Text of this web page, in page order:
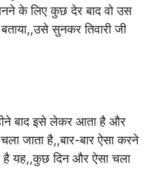
के लिए कुछ देर बाद वो उस
सुनकर तिवारी जी
बाद इसे लेकर आता है और
जाता है,,बार-बार ऐसा करने
है यह,,कुछ दिन और ऐसा चला